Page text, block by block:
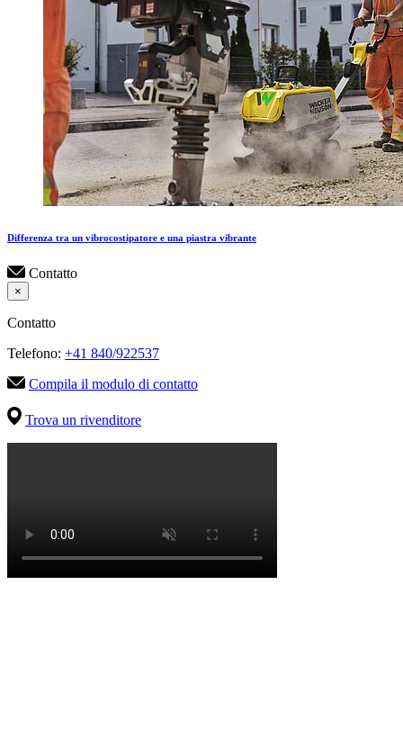
Differenza tra un vibrocostipatore e una piastra vibrante
Contatto
×
Contatto
Telefono: +41 840/922537
Compila il modulo di contatto
Trova un rivenditore